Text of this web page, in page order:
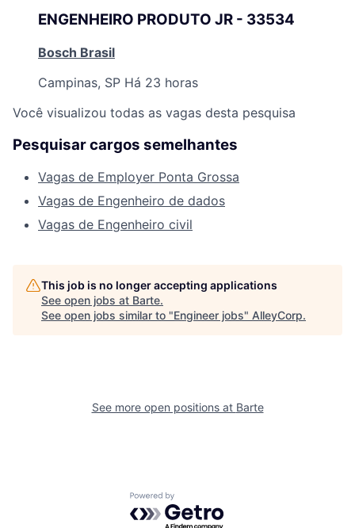
ENGENHEIRO PRODUTO JR - 33534
Bosch Brasil
Campinas, SP Há 23 horas
Você visualizou todas as vagas desta pesquisa
Pesquisar cargos semelhantes
Vagas de Employer Ponta Grossa
Vagas de Engenheiro de dados
Vagas de Engenheiro civil
This job is no longer accepting applications
See open jobs at Barte.
See open jobs similar to "Engineer jobs" AlleyCorp.
See more open positions at Barte
Powered by Getro.com